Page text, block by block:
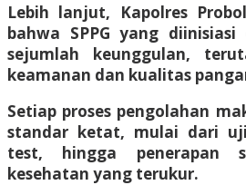
Lebih lanjut, Kapolres
bahwa SPPG yang
sejumlah keunggulan,
keamanan dan kualitas
Setiap proses pengolahan
standar ketat, mulai dari
test, hingga penerapan
kesehatan yang terukur.